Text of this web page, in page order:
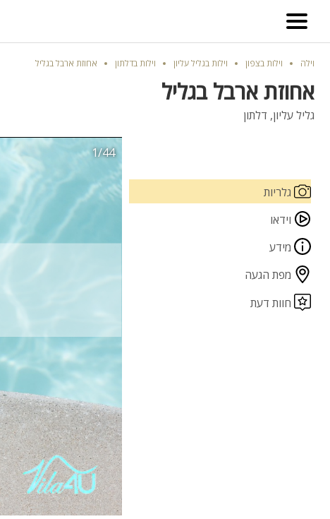
וילה וילות בצפון וילות בגליל עליון וילות בדלתון אחוזת ארבל בגליל
אחוזת ארבל בגליל
גליל עליון, דלתון
גלריות
וידאו
מידע
מפת הגעה
חוות דעת
1/44